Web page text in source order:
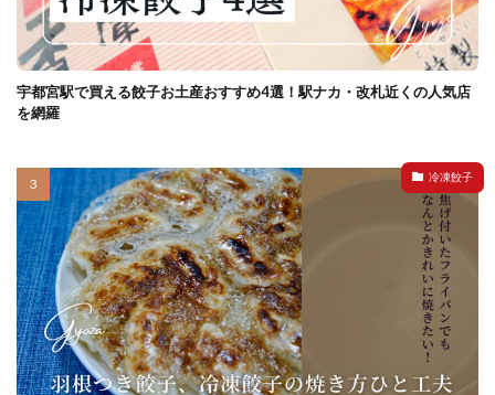
宇都宮駅で買える餃子お土産おすすめ4選！駅ナカ・改札近くの人気店
を網羅
冷凍餃子